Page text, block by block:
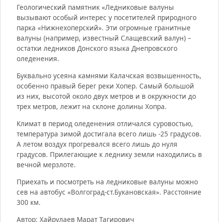
Геологический памятник «Ледниковые валуны
вызывают особый интерес у посетителей природного
парка «Нижнехоперский». Эти огромные гранитные
валуны (например, известный Слащевский валун) –
остатки ледников Донского языка Днепровского
оледенения.
Буквально усеяна камнями Калачская возвышенность,
особенно правый берег реки Хопер. Самый большой
из них, высотой около двух метров и в окружности до
трех метров, лежит на склоне долины Хопра.
Климат в период оледенения отличался суровостью,
температура зимой достигала всего лишь -25 градусов.
А летом воздух прогревался всего лишь до нуля
градусов. Прилегающие к леднику земли находились в
вечной мерзлоте.
Приехать и посмотреть на ледниковые валуны можно
сев на автобус «Волгоград-ст.Букановская». Расстояние
300 км.
Автор: Хайрулаев Марат Тагирович